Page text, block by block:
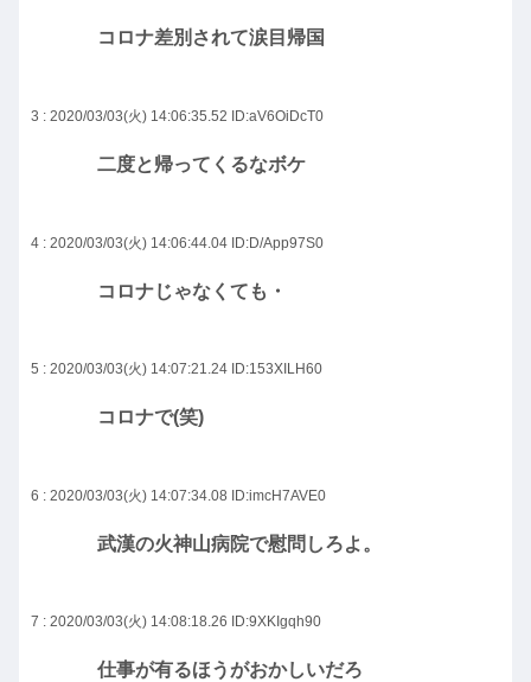
コロナ差別されて涙目帰国
3 : 2020/03/03(火) 14:06:35.52 ID:aV6OiDcT0
二度と帰ってくるなボケ
4 : 2020/03/03(火) 14:06:44.04 ID:D/App97S0
コロナじゃなくても・
5 : 2020/03/03(火) 14:07:21.24 ID:153XILH60
コロナで(笑)
6 : 2020/03/03(火) 14:07:34.08 ID:imcH7AVE0
武漢の火神山病院で慰問しろよ。
7 : 2020/03/03(火) 14:08:18.26 ID:9XKIgqh90
仕事が有るほうがおかしいだろ